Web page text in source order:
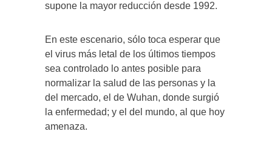
supone la mayor reducción desde 1992.
En este escenario, sólo toca esperar que
el virus más letal de los últimos tiempos
sea controlado lo antes posible para
normalizar la salud de las personas y la
del mercado, el de Wuhan, donde surgió
la enfermedad; y el del mundo, al que hoy
amenaza.